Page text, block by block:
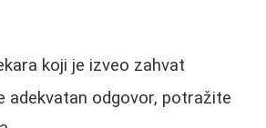
koji je izveo zahvat
adekvatan odgovor, potražite